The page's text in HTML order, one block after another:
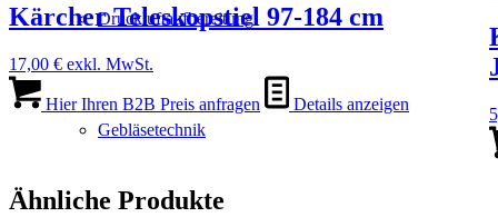
Druckluftaufbereitung
Gebläsetechnik
Kärcher Teleskopstiel 97-184 cm
17,00 € exkl. MwSt.
Hier Ihren B2B Preis anfragen Details anzeigen
Ähnliche Produkte